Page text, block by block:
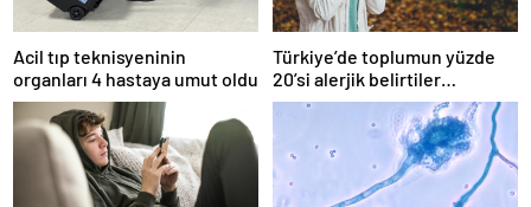
Acil tıp teknisyeninin
organları 4 hastaya umut oldu
Türkiye’de toplumun yüzde
20’si alerjik belirtiler
gösteriyor